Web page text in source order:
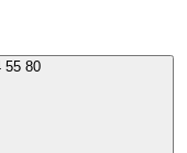
+7 (423) 294 55 80